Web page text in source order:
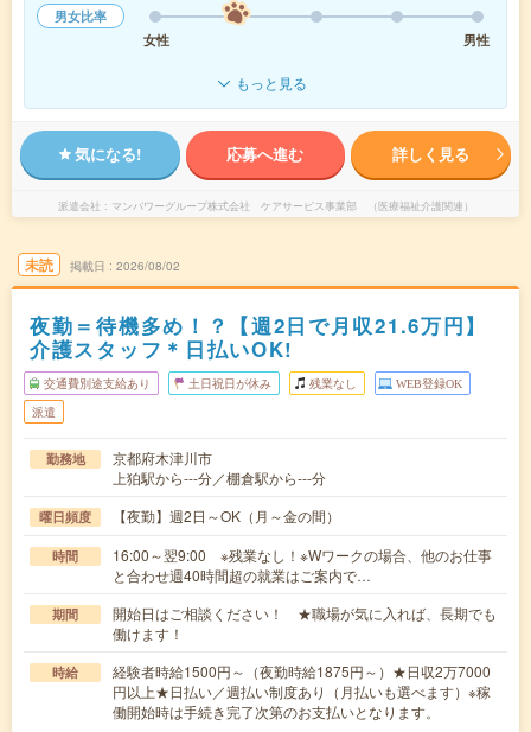
男女比率
女性
男性
もっと見る
気になる! 応募へ進む 詳しく見る
派遣会社 マンパワーグループ株式会社 ケアサービス事業部 （医療福祉介護関連）
未読 掲載日 2026/08/02
夜勤＝待機多め！？【週2日で月収21.6万円】
介護スタッフ＊日払いOK!
交通費別途支給あり 土日祝日が休み 残業なし WEB登録OK
派遣
勤務地
京都府木津川市
上狛駅から---分／棚倉駅から---分
曜日頻度 【夜勤】週2日～OK（月～金の間）
時間
16:00～翌9:00 ※残業なし！※Wワークの場合、他のお仕事
と合わせ週40時間超の就業はご案内で…
期間
開始日はご相談ください！ ★職場が気に入れば、長期でも
働けます！
時給
経験者時給1500円～（夜勤時給1875円～）★日収2万7000
円以上★日払い／週払い制度あり（月払いも選べます）※稼
働開始時は手続き完了次第のお支払いとなります。